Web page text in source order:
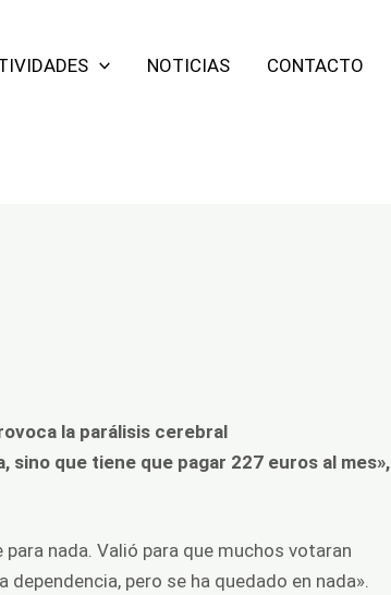
NOTICIAS CONTACTO
la parálisis cerebral
que tiene que pagar 227 euros al mes»,
nada. Valió para que muchos votaran
pero se ha quedado en nada».